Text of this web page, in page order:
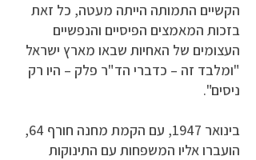
הקשיים התמותה הייתה מעטה, כל זאת
בזכות המאמצים הפיסיים והנפשיים
העצומים של האחיות שבאו מארץ ישראל
"ומלבד זה – כדברי הד"ר פלק – היו רק
ניסים".
בינואר 1947, עם הקמת מחנה חורף 64,
הועברו אליו המשפחות עם התינוקות